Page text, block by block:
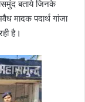
बताये जिनके
मादक पदार्थ गांजा
है।